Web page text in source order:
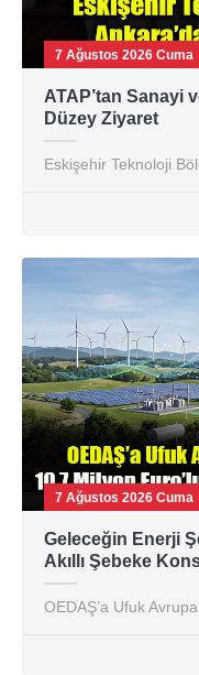
7 Ağustos 2026 Cuma
ATAP’tan Sanayi
Düzey Ziyaret
Eskişehir Teknoloji
7 Ağustos 2026 Cuma
Geleceğin Enerji
Akıllı Şebeke
OEDAŞ’a Ufuk